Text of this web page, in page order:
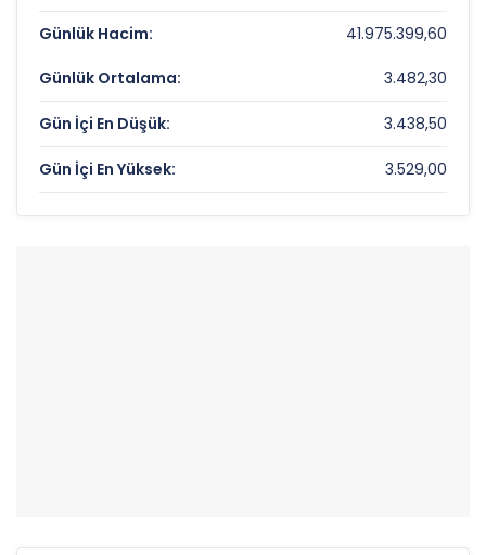
Günlük Hacim: 41.975.399,60
Günlük Ortalama: 3.482,30
Gün İçi En Düşük: 3.438,50
Gün İçi En Yüksek: 3.529,00